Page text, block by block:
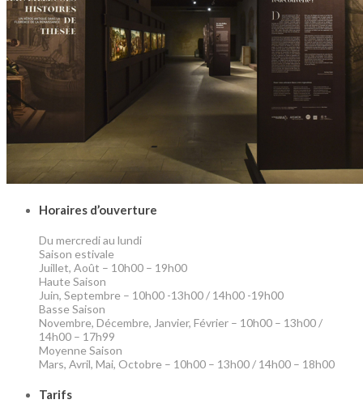
Horaires d’ouverture
Du mercredi au lundi
Saison estivale
Juillet, Août – 10h00 – 19h00
Haute Saison
Juin, Septembre – 10h00 -13h00 / 14h00 -19h00
Basse Saison
Novembre, Décembre, Janvier, Février – 10h00 – 13h00 /
14h00 – 17h99
Moyenne Saison
Mars, Avril, Mai, Octobre – 10h00 – 13h00 / 14h00 – 18h00
Tarifs